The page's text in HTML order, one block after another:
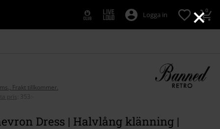
×
Logga in 0
Frakt tillkommer.
pris
353:-
Dress | Halvlång klänning |